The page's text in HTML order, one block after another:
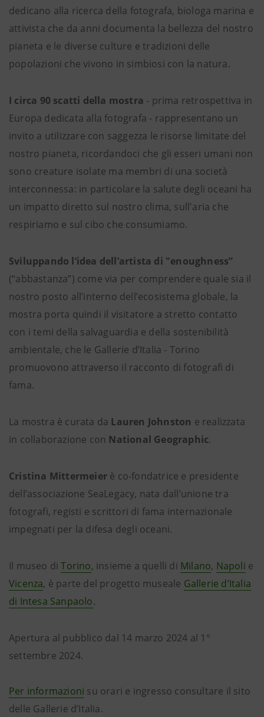
dedicano alla ricerca della fotografa, biologa marina e
attivista che da anni documenta la bellezza del nostro
pianeta e le diverse culture e tradizioni delle
popolazioni che vivono in simbiosi con la natura.
I circa 90 scatti della mostra - prima retrospettiva in
Europa dedicata alla fotografa - rappresentano un
invito a utilizzare con saggezza le risorse limitate del
nostro pianeta, ricordandoci che gli esseri umani non
sono creature isolate ma membri di una società
interconnessa: in particolare la salute degli oceani ha
un impatto diretto sul nostro clima, sull'aria che
respiriamo e sul cibo che consumiamo.
Sviluppando l’idea dell’artista di "enoughness”
(“abbastanza”) come via per comprendere quale sia il
nostro posto all’interno dell’ecosistema globale, la
mostra porta quindi il visitatore a stretto contatto
con i temi della salvaguardia e della sostenibilità
ambientale, che le Gallerie d’Italia - Torino
promuovono attraverso il racconto di fotografi di
fama.
La mostra è curata da Lauren Johnston e realizzata
in collaborazione con National Geographic.
Cristina Mittermeier è co-fondatrice e presidente
dell’associazione SeaLegacy, nata dall’unione tra
fotografi, registi e scrittori di fama internazionale
impegnati per la difesa degli oceani.
Il museo diTorino, insieme a quelli di Milano, Napoli e
Vicenza, è parte del progetto museale Gallerie d’Italia
di Intesa Sanpaolo.
Apertura al pubblico dal 14 marzo 2024 al 1°
settembre 2024.
Per informazioni su orari e ingresso consultare il sito
delle Gallerie d’Italia.